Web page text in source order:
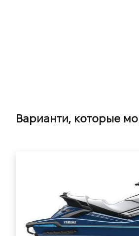
Варианти, которые